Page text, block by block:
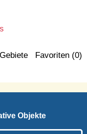
Gebiete Favoriten (0)
Objekte